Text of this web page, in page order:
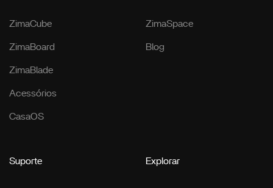
ZimaCube
ZimaBoard
ZimaBlade
Acessórios
CasaOS
ZimaSpace
Blog
Suporte Explorar